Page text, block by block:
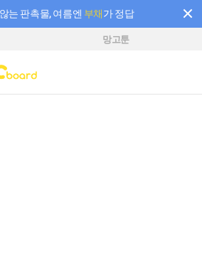
는 판촉물, 여름엔 부채가 정답
없이 작업하세요! 새로워진 AI 부스터 요금제
망고툰